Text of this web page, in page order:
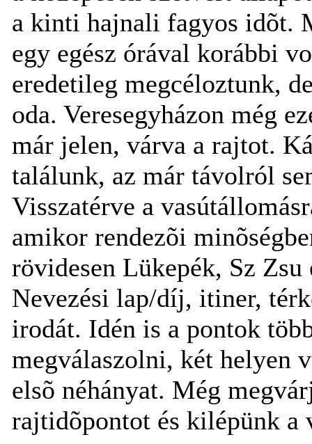
a kinti hajnali fagyos idõt.
egy egész órával korábbi
eredetileg megcéloztunk,
oda. Veresegyházon még
már jelen, várva a rajtot.
találunk, az már távolról
Visszatérve a
amikor rendezõi
rövidesen Lükepék, Sz
Nevezési lap/díj, itiner,
irodát. Idén is a pontok
megválaszolni, két helyen
elsõ néhányat. Még
rajtidõpontot és kilépünk a